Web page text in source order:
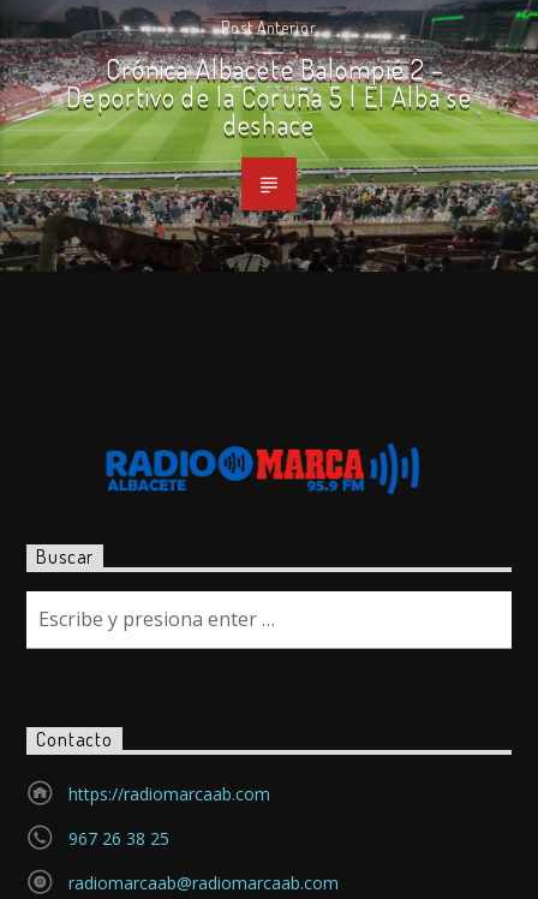
Post Anterior
Crónica Albacete Balompié 2 –
Deportivo de la Coruña 5 | El Alba se
deshace
Buscar
Contacto
https://radiomarcaab.com
967 26 38 25
radiomarcaab@radiomarcaab.com